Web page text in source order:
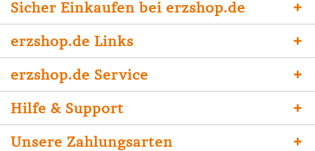
Sicher Einkaufen bei erzshop.de
erzshop.de Links
erzshop.de Service
Hilfe & Support
Unsere Zahlungsarten